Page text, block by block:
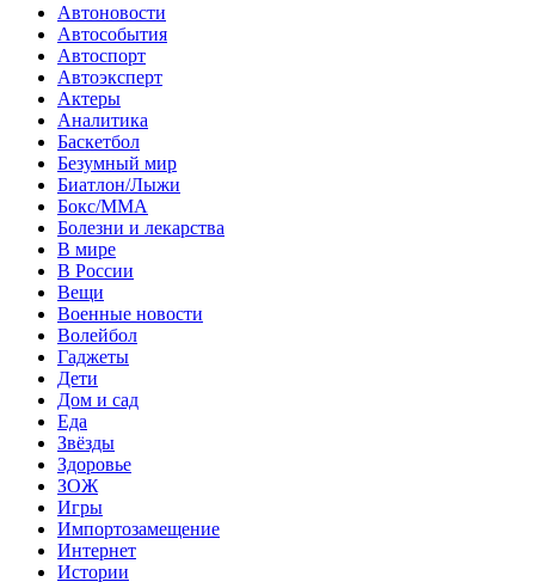
Автоновости
Автособытия
Автоспорт
Автоэксперт
Актеры
Аналитика
Баскетбол
Безумный мир
Биатлон/Лыжи
Бокс/MMA
Болезни и лекарства
В мире
В России
Вещи
Военные новости
Волейбол
Гаджеты
Дети
Дом и сад
Еда
Звёзды
Здоровье
ЗОЖ
Игры
Импортозамещение
Интернет
Истории